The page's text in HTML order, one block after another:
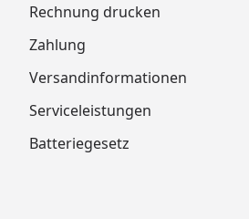
Rechnung drucken
Zahlung
Versandinformationen
Serviceleistungen
Batteriegesetz